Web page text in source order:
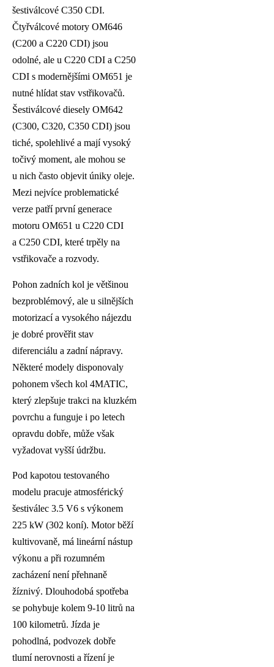
šestiválcové C350 CDI.
Čtyřválcové motory OM646
(C200 a C220 CDI) jsou
odolné, ale u C220 CDI a C250
CDI s modernějšími OM651 je
nutné hlídat stav vstřikovačů.
Šestiválcové diesely OM642
(C300, C320, C350 CDI) jsou
tiché, spolehlivé a mají vysoký
točivý moment, ale mohou se
u nich často objevit úniky oleje.
Mezi nejvíce problematické
verze patří první generace
motoru OM651 u C220 CDI
a C250 CDI, které trpěly na
vstřikovače a rozvody.
Pohon zadních kol je většinou
bezproblémový, ale u silnějších
motorizací a vysokého nájezdu
je dobré prověřit stav
diferenciálu a zadní nápravy.
Některé modely disponovaly
pohonem všech kol 4MATIC,
který zlepšuje trakci na kluzkém
povrchu a funguje i po letech
opravdu dobře, může však
vyžadovat vyšší údržbu.
Pod kapotou testovaného
modelu pracuje atmosférický
šestiválec 3.5 V6 s výkonem
225 kW (302 koní). Motor běží
kultivovaně, má lineární nástup
výkonu a při rozumném
zacházení není přehnaně
žíznivý. Dlouhodobá spotřeba
se pohybuje kolem 9-10 litrů na
100 kilometrů. Jízda je
pohodlná, podvozek dobře
tlumí nerovnosti a řízení je